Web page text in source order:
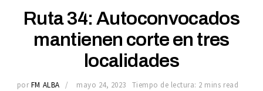
Ruta 34: Autoconvocados
mantienen corte en tres
localidades
por FM ALBA mayo 24, 2023 Tiempo de lectura: 2 mins read